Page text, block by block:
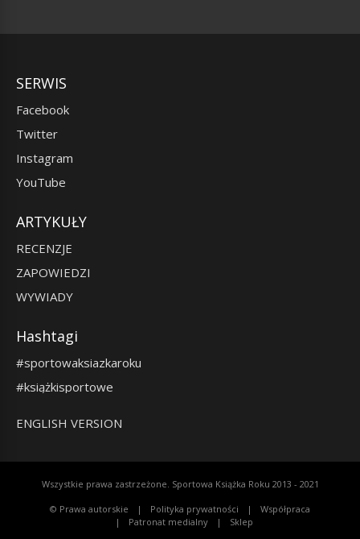
SERWIS
Facebook
Twitter
Instagram
YouTube
ARTYKUŁY
RECENZJE
ZAPOWIEDZI
WYWIADY
Hashtagi
#sportowaksiazkaroku
#książkisportowe
ENGLISH VERSION
Wszystkie prawa zastrzeżone. Sportowa Książka Roku 2013 - 2021
© Prawa autorskie Polityka prywatności
Współpraca
Patronat medialny
Sklep